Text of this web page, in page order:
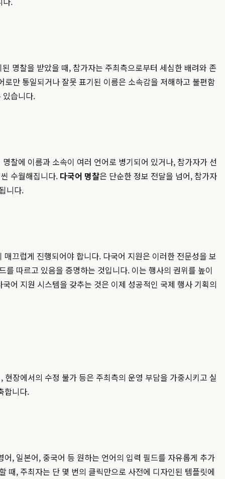
명찰을 받았을 때, 참가자는 주최측으로부터 세심한 배려와 존
만 통일되거나 잘못 표기된 이름은 소속감을 저해하고 불편함
있습니다.
찰에 이름과 소속이 여러 언어로 병기되어 있거나, 참가자가 선
수월해집니다. 다국어 명찰은 단순한 정보 전달을 넘어, 참가자
니다.
끄럽게 진행되어야 합니다. 다국어 지원은 이러한 전문성을 보
따르고 있음을 증명하는 것입니다. 이는 행사의 권위를 높이
어 지원 시스템을 갖추는 것은 이제 성공적인 국제 행사 기획의
장에서의 수정 불가 등은 주최측의 운영 부담을 가중시키고 실
합니다.
, 일본어, 중국어 등 원하는 언어의 입력 필드를 자유롭게 추가
때, 주최자는 단 몇 번의 클릭만으로 사전에 디자인된 템플릿에